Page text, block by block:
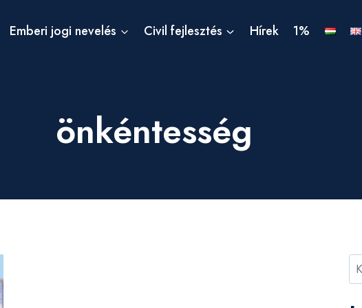
Emberi jogi nevelés Civil fejlesztés Hírek 1%
önkéntesség